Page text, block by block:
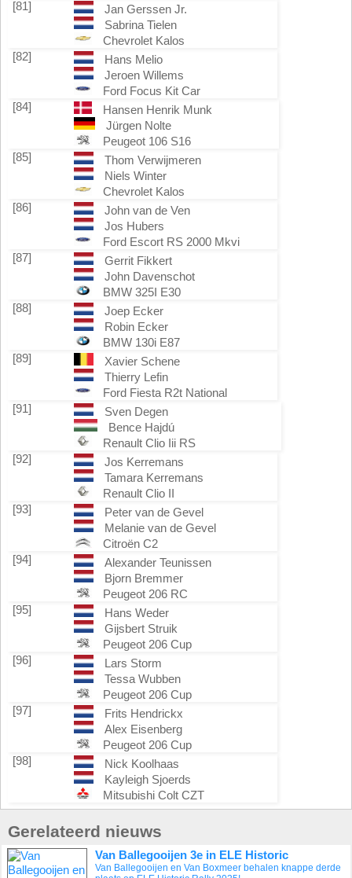
[81]
Jan Gerssen Jr.
Sabrina Tielen
Chevrolet Kalos
[82]
Hans Melio
Jeroen Willems
Ford Focus Kit Car
[84]
Hansen Henrik Munk
Jürgen Nolte
Peugeot 106 S16
[85]
Thom Verwijmeren
Niels Winter
Chevrolet Kalos
[86]
John van de Ven
Jos Hubers
Ford Escort RS 2000 Mkvi
[87]
Gerrit Fikkert
John Davenschot
BMW 325I E30
[88]
Joep Ecker
Robin Ecker
BMW 130i E87
[89]
Xavier Schene
Thierry Lefin
Ford Fiesta R2t National
[91]
Sven Degen
Bence Hajdú
Renault Clio Iii RS
[92]
Jos Kerremans
Tamara Kerremans
Renault Clio II
[93]
Peter van de Gevel
Melanie van de Gevel
Citroën C2
[94]
Alexander Teunissen
Bjorn Bremmer
Peugeot 206 RC
[95]
Hans Weder
Gijsbert Struik
Peugeot 206 Cup
[96]
Lars Storm
Tessa Wubben
Peugeot 206 Cup
[97]
Frits Hendrickx
Alex Eisenberg
Peugeot 206 Cup
[98]
Nick Koolhaas
Kayleigh Sjoerds
Mitsubishi Colt CZT
Gerelateerd nieuws
Van Ballegooijen 3e in ELE Historic
Van Ballegooijen en Van Boxmeer behalen knappe derde